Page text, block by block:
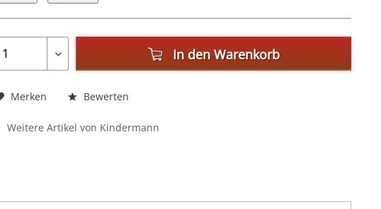
In den Warenkorb
Merken Bewerten
Weitere Artikel von Kindermann